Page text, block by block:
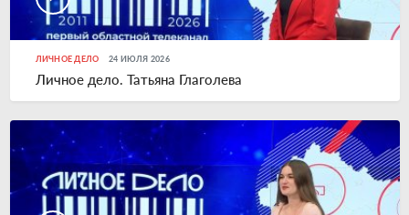
ЛИЧНОЕ ДЕЛО 24 ИЮЛЯ 2026
Личное дело. Татьяна Глаголева